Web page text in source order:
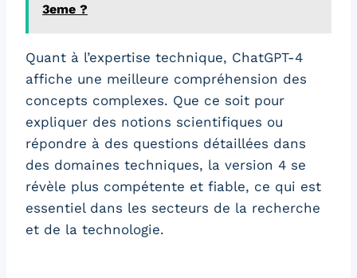
3eme ?
Quant à l’expertise technique, ChatGPT-4
affiche une meilleure compréhension des
concepts complexes. Que ce soit pour
expliquer des notions scientifiques ou
répondre à des questions détaillées dans
des domaines techniques, la version 4 se
révèle plus compétente et fiable, ce qui est
essentiel dans les secteurs de la recherche
et de la technologie.